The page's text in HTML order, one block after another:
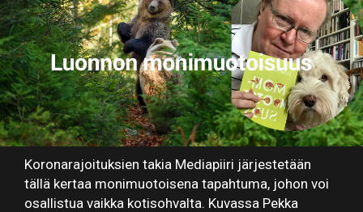
Koronarajoituksien takia Mediapiiri järjestetään
tällä kertaa monimuotoisena tapahtuma, johon voi
osallistua vaikka kotisohvalta. Kuvassa Pekka